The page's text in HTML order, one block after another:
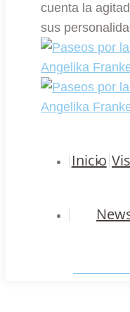
cuenta la
sus
Inicio